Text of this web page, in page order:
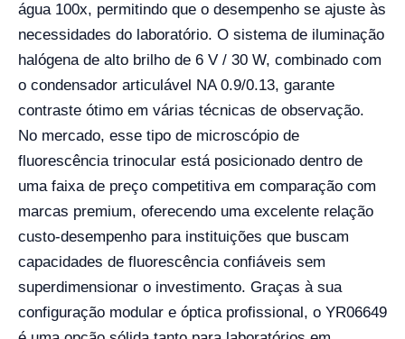
água 100x, permitindo que o desempenho se ajuste às
necessidades do laboratório. O sistema de iluminação
halógena de alto brilho de 6 V / 30 W, combinado com
o condensador articulável NA 0.9/0.13, garante
contraste ótimo em várias técnicas de observação.
No mercado, esse tipo de microscópio de
fluorescência trinocular está posicionado dentro de
uma faixa de preço competitiva em comparação com
marcas premium, oferecendo uma excelente relação
custo-desempenho para instituições que buscam
capacidades de fluorescência confiáveis sem
superdimensionar o investimento. Graças à sua
configuração modular e óptica profissional, o YR06649